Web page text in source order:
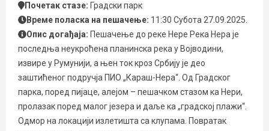
Почетак стазе: Градски парк
Време поласка на пешачење: 11:30 Субота 27.09.2025.
Опис догађаја: Пешачење до реке Нере Река Нера је
последња неукроћена планинска река у Војводини,
извире у Румунији, а њен ток кроз Србију је део
заштићеног подручја ПИО „Караш-Нера“. Од Градског
парка, поред пијаце, алејом – пешачком стазом ка Нери,
пролазак поред малог језера и даље ка „градској плажи“.
Одмор на локацији излетишта са клупама. Повратак